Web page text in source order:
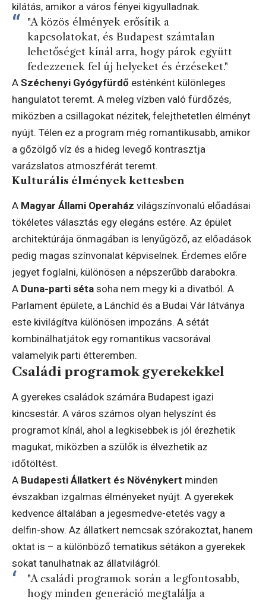
kilátás, amikor a város fényei kigyulladnak.
"A közös élmények erősítik a
kapcsolatokat, és Budapest számtalan
lehetőséget kínál arra, hogy párok együtt
fedezzenek fel új helyeket és érzéseket."
A Széchenyi Gyógyfürdő esténként különleges
hangulatot teremt. A meleg vízben való fürdőzés,
miközben a csillagokat nézitek, felejthetetlen élményt
nyújt. Télen ez a program még romantikusabb, amikor
a gőzölgő víz és a hideg levegő kontrasztja
varázslatos atmoszférát teremt.
Kulturális élmények kettesben
A Magyar Állami Operaház világszínvonalú előadásai
tökéletes választás egy elegáns estére. Az épület
architektúrája önmagában is lenyűgöző, az előadások
pedig magas színvonalat képviselnek. Érdemes előre
jegyet foglalni, különösen a népszerűbb darabokra.
A Duna-parti séta soha nem megy ki a divatból. A
Parlament épülete, a Lánchíd és a Budai Vár látványa
este kivilágítva különösen impozáns. A sétát
kombinálhatjátok egy romantikus vacsorával
valamelyik parti étteremben.
Családi programok gyerekekkel
A gyerekes családok számára Budapest igazi
kincsestár. A város számos olyan helyszínt és
programot kínál, ahol a legkisebbek is jól érezhetik
magukat, miközben a szülők is élvezhetik az
időtöltést.
A Budapesti Állatkert és Növénykert minden
évszakban izgalmas élményeket nyújt. A gyerekek
kedvence általában a jegesmedve-etetés vagy a
delfin-show. Az állatkert nemcsak szórakoztat, hanem
oktat is – a különböző tematikus sétákon a gyerekek
sokat tanulhatnak az állatvilágról.
"A családi programok során a legfontosabb,
hogy minden generáció megtalálja a